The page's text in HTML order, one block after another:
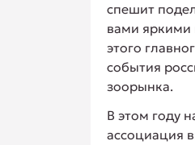
спешит
вами яркими
этого
события
зоорынка.
В этом году
ассоциация